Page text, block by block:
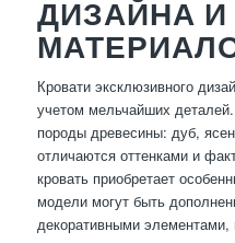
ДИЗАЙНА И
Кровати эксклюзивного
учетом мельчайших
породы древесины: дуб,
отличаются оттенками и
кровать приобретает
модели могут быть
декоративными